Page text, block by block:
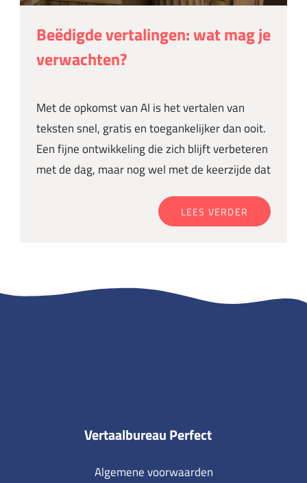
Beëdigde vertalingen: wat mag je
verwachten?
Met de opkomst van AI is het vertalen van
teksten snel, gratis en toegankelijker dan ooit.
Een fijne ontwikkeling die zich blijft verbeteren
met de dag, maar nog wel met de keerzijde dat
LEES VERDER
Vertaalbureau Perfect
Algemene voorwaarden